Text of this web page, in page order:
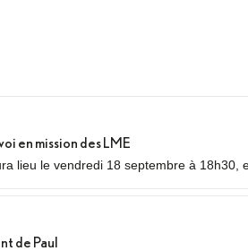
en mission des LME
lieu le vendredi 18 septembre à 18h30,
de Paul